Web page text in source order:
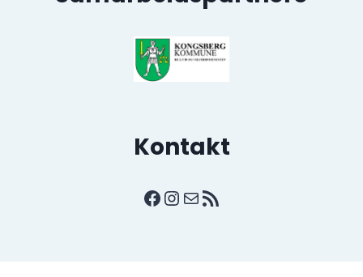
Kontakt
Facebook
Instagram
E-postRSS-strøm